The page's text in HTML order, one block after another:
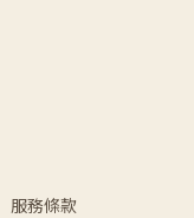
服務條款